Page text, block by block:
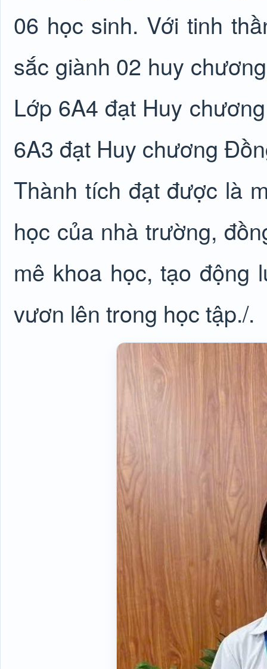
06 học sinh. Với tinh
sắc giành 02 huy
Lớp 6A4 đạt Huy
6A3 đạt Huy chương
Thành tích đạt được là
học của nhà trường,
mê khoa học, tạo động
vươn lên trong học tập./.